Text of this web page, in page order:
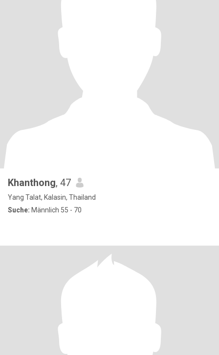
Khanthong, 47
Yang Talat, Kalasin, Thailand
Suche: Männlich 55 - 70